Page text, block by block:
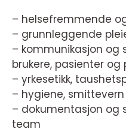
– helsefremmende
– grunnleggende
– kommunikasjon
brukere, pasienter og
– yrkesetikk,
– hygiene,
– dokumentasjon og
team